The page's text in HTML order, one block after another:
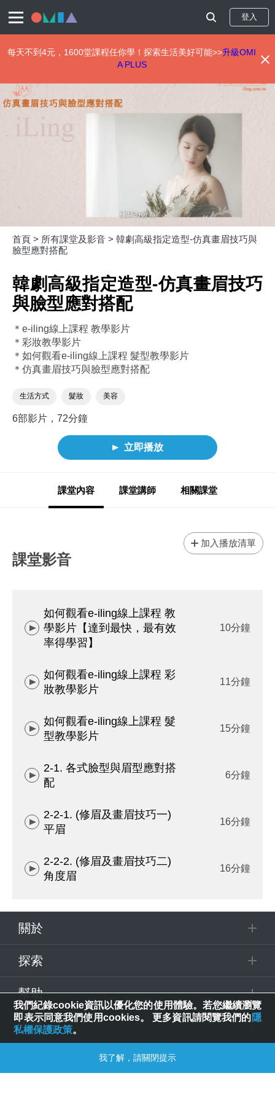
主
登入
每天不到4元，1600堂課程任你學！探索生活美好可能>>升級OMI
A PLUS
首頁 > 所有課堂及影音 > 韓劇高級指定造型-仿真畫眉技巧與
臉型應對搭配
韓劇高級指定造型-仿真畫眉技巧
與臉型應對搭配
＊e-iling線上課程 教學影片
＊彩妝教學影片
＊如何觀看e-iling線上課程 髮型教學影片
＊仿真畫眉技巧與臉型應對搭配
生活方式 髮妝 美容
6部影片，72分鐘
立即播放
課堂內容 課堂講師 相關課堂
課堂影音
加入播放清單
如何觀看e-iling線上課程 教
學影片【達到最快，最有效
率得學習】
10分鐘
如何觀看e-iling線上課程 彩
妝教學影片
11分鐘
如何觀看e-iling線上課程 髮
型教學影片
15分鐘
2-1. 各式臉型與眉型應對搭
配
6分鐘
2-2-1. (修眉及畫眉技巧一)
平眉
16分鐘
2-2-2. (修眉及畫眉技巧二)
角度眉
16分鐘
關於
探索
幫助
追蹤
© 2025 Spring House Entertainment Tech. Inc. All Rights Reserved.
我們紀錄cookie資訊以優化您的使用體驗。若您繼續瀏覽
即表示同意我們使用cookies。 更多資訊請閱覽我們的隱
私權保護政策。
我了解，請關閉提示